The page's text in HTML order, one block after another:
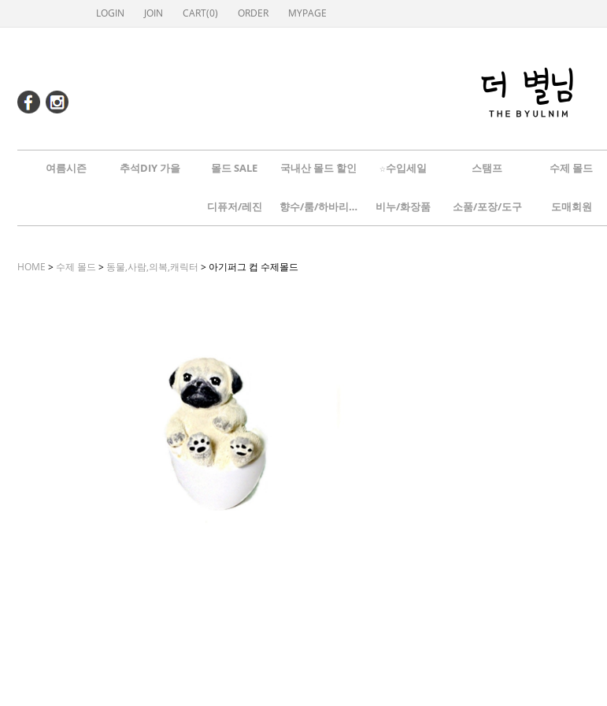
LOGIN JOIN CART(0) ORDER MYPAGE
여름시즌 추석DIY 가을 몰드 SALE 국내산 몰드 할인 ☆수입세일 스탬프 수제 몰드
디퓨저/레진 향수/룸/하바리움 비누/화장품 소품/포장/도구 도매회원
HOME > 수제 몰드 > 동물,사람,의복,캐릭터 > 아기퍼그 컵 수제몰드